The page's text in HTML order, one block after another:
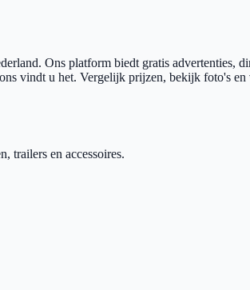
Ons platform biedt gratis advertenties,
vindt u het. Vergelijk prijzen, bekijk foto's en
trailers en accessoires.